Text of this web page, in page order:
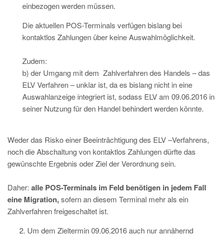
einbezogen werden müssen.
Die aktuellen POS-Terminals verfügen bislang bei
kontaktlos Zahlungen über keine Auswahlmöglichkeit.
Zudem:
b) der Umgang mit dem Zahlverfahren des Handels – das
ELV Verfahren – unklar ist, da es bislang nicht in eine
Auswahlanzeige integriert ist, sodass ELV am 09.06.2016 in
seiner Nutzung für den Handel behindert werden könnte.
Weder das Risko einer Beeinträchtigung des ELV –Verfahrens,
noch die Abschaltung von kontaktlos Zahlungen dürfte das
gewünschte Ergebnis oder Ziel der Verordnung sein.
Daher: alle POS-Terminals im Feld benötigen in jedem Fall
eine Migration,sofern an diesem Terminal mehr als ein
Zahlverfahren freigeschaltet ist.
Um dem Zieltermin 09.06.2016 auch nur annähernd